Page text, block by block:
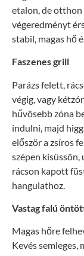
etalon, de otthon
végeredményt
stabil, magas hő
Faszenes grill
Parázs felett,
végig, vagy
hűvösebb zóna
indulni, majd
először a zsíros
szépen
rácson kapott
hangulathoz.
Vastag falú
Magas hőre
Kevés semleges,